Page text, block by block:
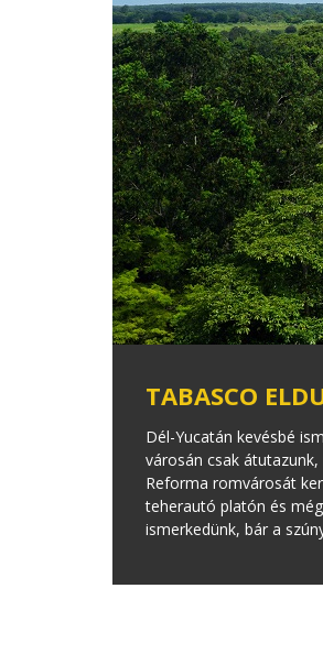
TABASCO
Dél-Yucatán kevésbé
városán csak
Reforma romvárosát
teherautó platón és
ismerkedünk, bár a